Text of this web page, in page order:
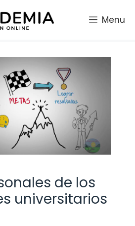
Menu
de los
universitarios